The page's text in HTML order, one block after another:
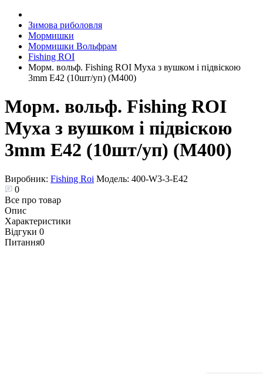
Зимова риболовля
Мормишки
Мормишки Вольфрам
Fishing ROI
Морм. вольф. Fishing ROI Муха з вушком і підвіскою
3mm E42 (10шт/уп) (M400)
Морм. вольф. Fishing ROI
Муха з вушком і підвіскою
3mm E42 (10шт/уп) (M400)
Виробник: Fishing Roi Модель: 400-W3-3-E42
0
Все про товар
Опис
Характеристики
Відгуки 0
Питання0